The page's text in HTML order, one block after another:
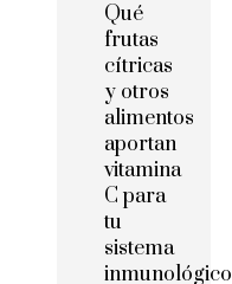
Qué
frutas
cítricas
y otros
alimentos
aportan
vitamina
C para
tu
sistema
inmunológico